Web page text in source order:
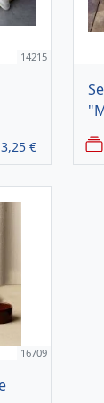
14215
3,25 €
16709